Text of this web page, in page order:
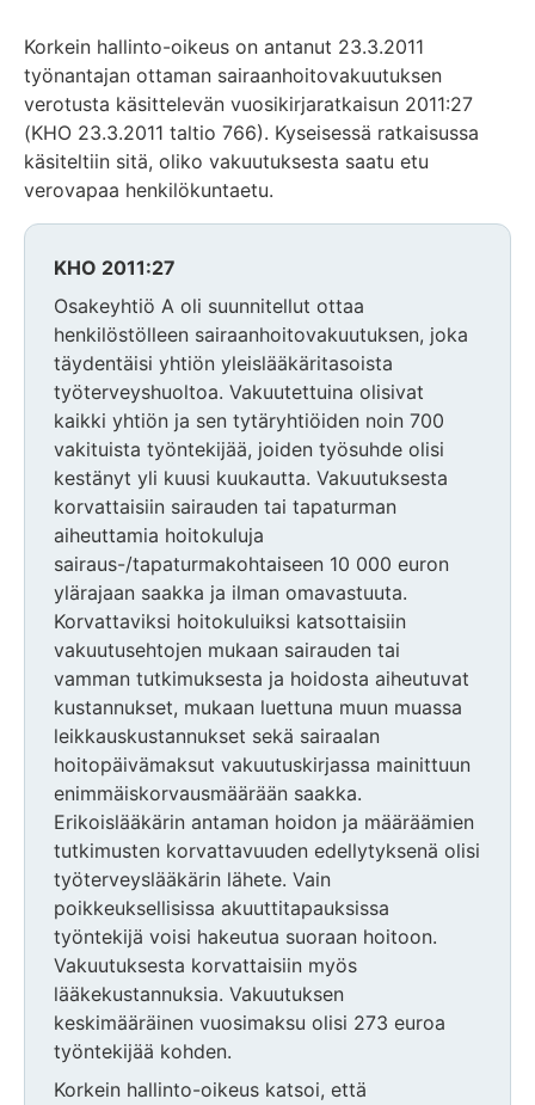
Korkein hallinto-oikeus on antanut 23.3.2011
työnantajan ottaman sairaanhoitovakuutuksen
verotusta käsittelevän vuosikirjaratkaisun 2011:27
(KHO 23.3.2011 taltio 766). Kyseisessä ratkaisussa
käsiteltiin sitä, oliko vakuutuksesta saatu etu
verovapaa henkilökuntaetu.
KHO 2011:27
Osakeyhtiö A oli suunnitellut ottaa
henkilöstölleen sairaanhoitovakuutuksen, joka
täydentäisi yhtiön yleislääkäritasoista
työterveyshuoltoa. Vakuutettuina olisivat
kaikki yhtiön ja sen tytäryhtiöiden noin 700
vakituista työntekijää, joiden työsuhde olisi
kestänyt yli kuusi kuukautta. Vakuutuksesta
korvattaisiin sairauden tai tapaturman
aiheuttamia hoitokuluja
sairaus-/tapaturmakohtaiseen 10 000 euron
ylärajaan saakka ja ilman omavastuuta.
Korvattaviksi hoitokuluiksi katsottaisiin
vakuutusehtojen mukaan sairauden tai
vamman tutkimuksesta ja hoidosta aiheutuvat
kustannukset, mukaan luettuna muun muassa
leikkauskustannukset sekä sairaalan
hoitopäivämaksut vakuutuskirjassa mainittuun
enimmäiskorvausmäärään saakka.
Erikoislääkärin antaman hoidon ja määräämien
tutkimusten korvattavuuden edellytyksenä olisi
työterveyslääkärin lähete. Vain
poikkeuksellisissa akuuttitapauksissa
työntekijä voisi hakeutua suoraan hoitoon.
Vakuutuksesta korvattaisiin myös
lääkekustannuksia. Vakuutuksen
keskimääräinen vuosimaksu olisi 273 euroa
työntekijää kohden.
Korkein hallinto-oikeus katsoi, että